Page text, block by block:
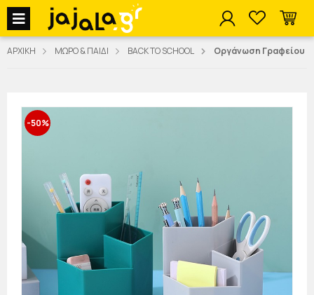
jajala Menu
ΑΡΧΙΚΗ ΜΩΡΟ & ΠΑΙΔΙ BACK TO SCHOOL Οργάνωση Γραφείου
-50%